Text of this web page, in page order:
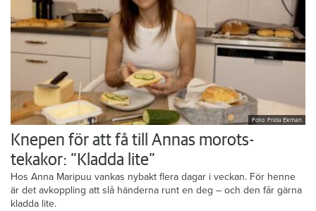
Foto: Frida Ekman
Knepen för att få till Annas morots-
tekakor: ”Kladda lite”
Hos Anna Maripuu vankas nybakt flera dagar i veckan. För henne
är det avkoppling att slå händerna runt en deg – och den får gärna
kladda lite.